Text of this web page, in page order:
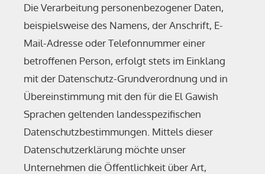
Die Verarbeitung personenbezogener Daten,
beispielsweise des Namens, der Anschrift, E-
Mail-Adresse oder Telefonnummer einer
betroffenen Person, erfolgt stets im Einklang
mit der Datenschutz-Grundverordnung und in
Übereinstimmung mit den für die El Gawish
Sprachen geltenden landesspezifischen
Datenschutzbestimmungen. Mittels dieser
Datenschutzerklärung möchte unser
Unternehmen die Öffentlichkeit über Art,